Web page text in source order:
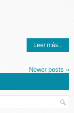
Leer más...
Newer posts »